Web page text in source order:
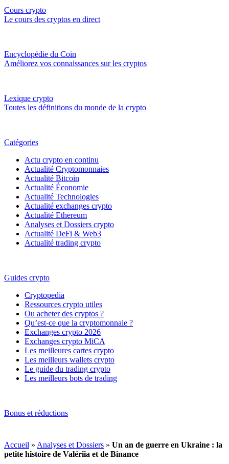
Cours crypto
Le cours des cryptos en direct
Encyclopédie du Coin
Améliorez vos connaissances sur les cryptos
Lexique crypto
Toutes les définitions du monde de la crypto
Catégories
Actu crypto en continu
Actualité Cryptomonnaies
Actualité Bitcoin
Actualité Économie
Actualité Technologies
Actualité exchanges crypto
Actualité Ethereum
Analyses et Dossiers crypto
Actualité DeFi & Web3
Actualité trading crypto
Guides crypto
Cryptopedia
Ressources crypto utiles
Ou acheter des cryptos ?
Qu’est-ce que la cryptomonnaie ?
Exchanges crypto 2026
Exchanges crypto MiCA
Les meilleures cartes crypto
Les meilleurs wallets crypto
Le guide du trading crypto
Les meilleurs bots de trading
Bonus et réductions
Accueil » Analyses et Dossiers » Un an de guerre en Ukraine : la
petite histoire de Valériia et de Binance